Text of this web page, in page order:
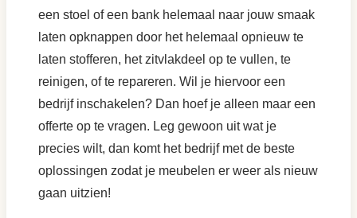
een stoel of een bank helemaal naar jouw smaak
laten opknappen door het helemaal opnieuw te
laten stofferen, het zitvlakdeel op te vullen, te
reinigen, of te repareren. Wil je hiervoor een
bedrijf inschakelen? Dan hoef je alleen maar een
offerte op te vragen. Leg gewoon uit wat je
precies wilt, dan komt het bedrijf met de beste
oplossingen zodat je meubelen er weer als nieuw
gaan uitzien!